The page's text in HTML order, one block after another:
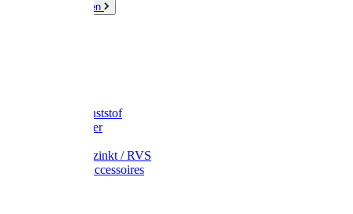
Knaagdieren
Emmer kunststof
Schepemmer
Emmer verzinkt / RVS
Regenton accessoires